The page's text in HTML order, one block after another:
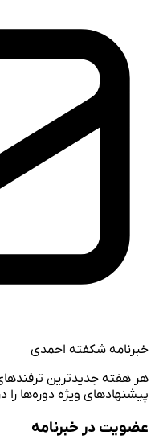
خبرنامه شکفته احمدی
هر هفته جدیدترین ترفندهای
پیشنهادهای ویژه دوره‌ها را
عضویت در خبرنامه